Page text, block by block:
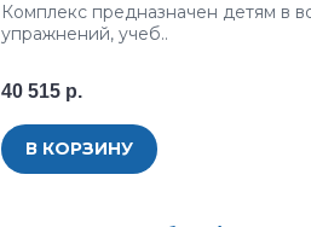
Комплекс предназначен детям в
упражнений, учеб..
40 515 р.
В КОРЗИНУ